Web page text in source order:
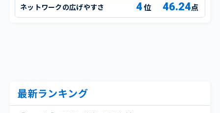
ネットワークの広げやすさ 4 46.24点
最新ランキング